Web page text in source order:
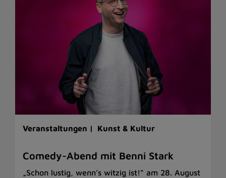
Veranstaltungen | Kunst & Kultur
Comedy-Abend mit Benni Stark
„Schon lustig, wenn’s witzig ist!“ am 28. August